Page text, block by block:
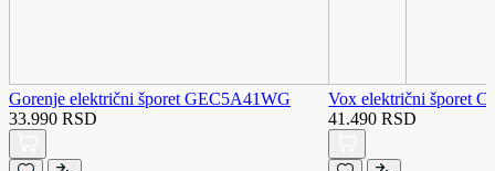
Gorenje električni šporet GEC5A41WG
33.990 RSD
Vox električni šporet
41.490 RSD